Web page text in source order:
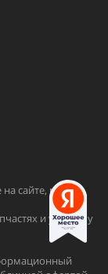
сайте, могут
и услугах у